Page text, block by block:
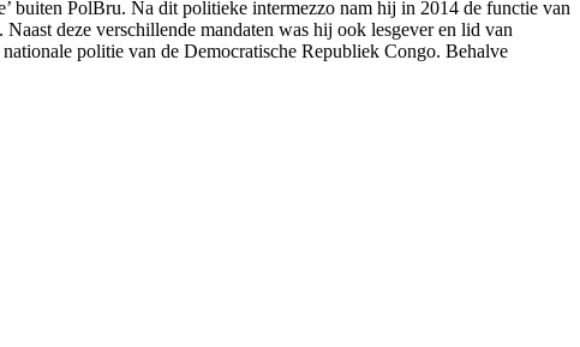
buiten PolBru. Na dit politieke intermezzo nam hij in 2014 de functie van
deze verschillende mandaten was hij ook lesgever en lid van
politie van de Democratische Republiek Congo. Behalve